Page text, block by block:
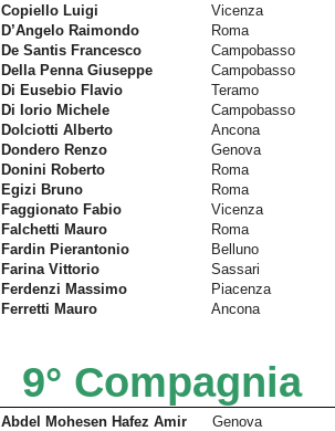
Copiello Luigi
Vicenza
D’Angelo Raimondo
Roma
De Santis Francesco
Campobasso
Della Penna Giuseppe
Campobasso
Di Eusebio Flavio
Teramo
Di Iorio Michele
Campobasso
Dolciotti Alberto
Ancona
Dondero Renzo
Genova
Donini Roberto
Roma
Egizi Bruno
Roma
Faggionato Fabio
Vicenza
Falchetti Mauro
Roma
Fardin Pierantonio
Belluno
Farina Vittorio
Sassari
Ferdenzi Massimo
Piacenza
Ferretti Mauro
Ancona
9° Compagnia
Abdel Mohesen Hafez Amir
Genova